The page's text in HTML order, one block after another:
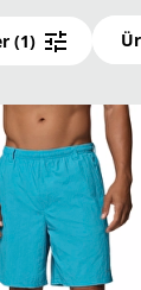
(1)